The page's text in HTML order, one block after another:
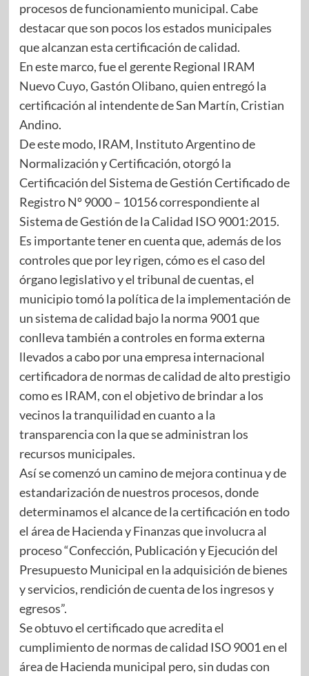
procesos de funcionamiento municipal. Cabe
destacar que son pocos los estados municipales
que alcanzan esta certificación de calidad.
En este marco, fue el gerente Regional IRAM
Nuevo Cuyo, Gastón Olibano, quien entregó la
certificación al intendente de San Martín, Cristian
Andino.
De este modo, IRAM, Instituto Argentino de
Normalización y Certificación, otorgó la
Certificación del Sistema de Gestión Certificado de
Registro Nº 9000 – 10156 correspondiente al
Sistema de Gestión de la Calidad ISO 9001:2015.
Es importante tener en cuenta que, además de los
controles que por ley rigen, cómo es el caso del
órgano legislativo y el tribunal de cuentas, el
municipio tomó la política de la implementación de
un sistema de calidad bajo la norma 9001 que
conlleva también a controles en forma externa
llevados a cabo por una empresa internacional
certificadora de normas de calidad de alto prestigio
como es IRAM, con el objetivo de brindar a los
vecinos la tranquilidad en cuanto a la
transparencia con la que se administran los
recursos municipales.
Así se comenzó un camino de mejora continua y de
estandarización de nuestros procesos, donde
determinamos el alcance de la certificación en todo
el área de Hacienda y Finanzas que involucra al
proceso “Confección, Publicación y Ejecución del
Presupuesto Municipal en la adquisición de bienes
y servicios, rendición de cuenta de los ingresos y
egresos”.
Se obtuvo el certificado que acredita el
cumplimiento de normas de calidad ISO 9001 en el
área de Hacienda municipal pero, sin dudas con